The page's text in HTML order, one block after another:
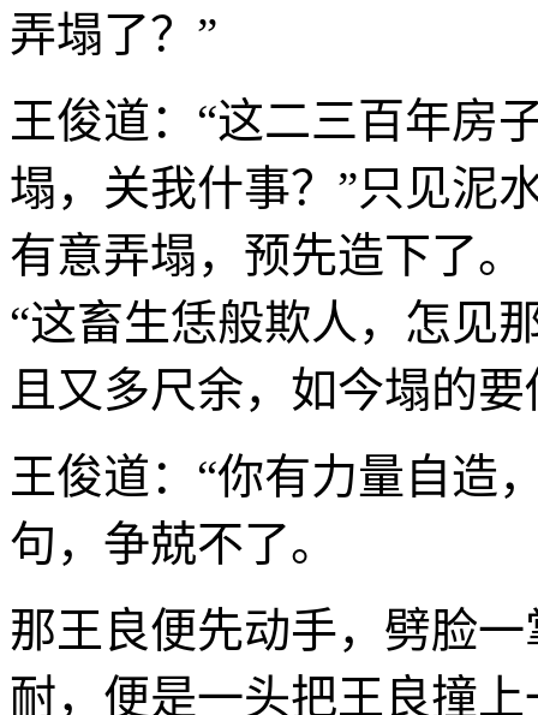
弄塌了？”
王俊道：“这二三百年房
塌，关我什事？”只见泥
有意弄塌，预先造下了
“这畜生恁般欺人，怎见
且又多尺余，如今塌的
王俊道：“你有力量自造
句，争兢不了。
那王良便先动手，劈脸
耐，便是一头把王良撞